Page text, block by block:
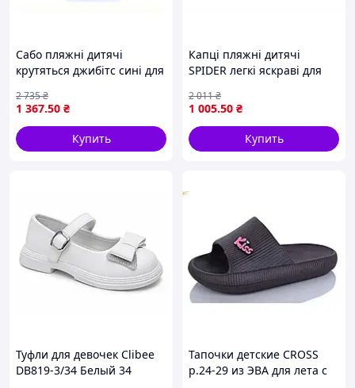
Сабо пляжні дитячі
крутяться джибітс сині для
відпочинку на пляжі
1 367.50 ₴
2 735₴
Купить
Капці пляжні дитячі
SPIDER легкі яскраві для
басейні прогулянок
1 005.50 ₴
2 011₴
Купить
Туфли для девочек Clibee
DB819-3/34 Белый 34
Тапочки детские CROSS
р.24-29 из ЭВА для лета с